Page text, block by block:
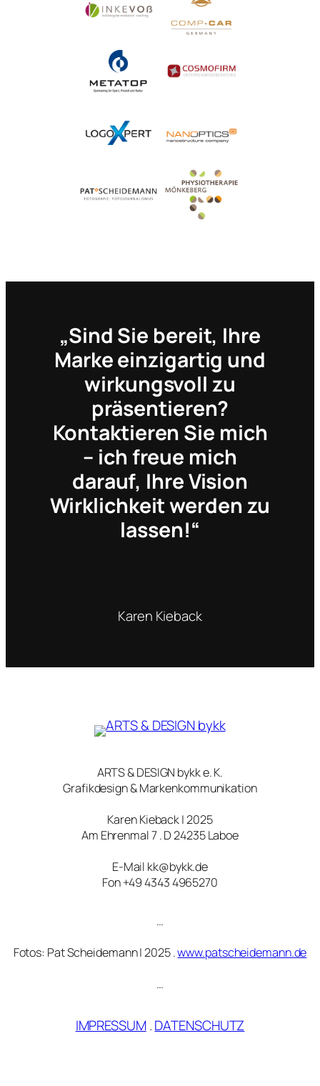
„Sind Sie bereit, Ihre
Marke einzigartig und
wirkungsvoll zu
präsentieren?
Kontaktieren Sie mich
– ich freue mich
darauf, Ihre Vision
Wirklichkeit werden zu
lassen!“
Karen Kieback
ARTS & DESIGN bykk e. K.
Grafikdesign & Markenkommunikation
Karen Kieback | 2025
Am Ehrenmal 7 . D 24235 Laboe
E-Mail kk@bykk.de
Fon +49 4343 4965270
…
Fotos: Pat Scheidemann | 2025 .www.patscheidemann.de
…
IMPRESSUM.DATENSCHUTZ